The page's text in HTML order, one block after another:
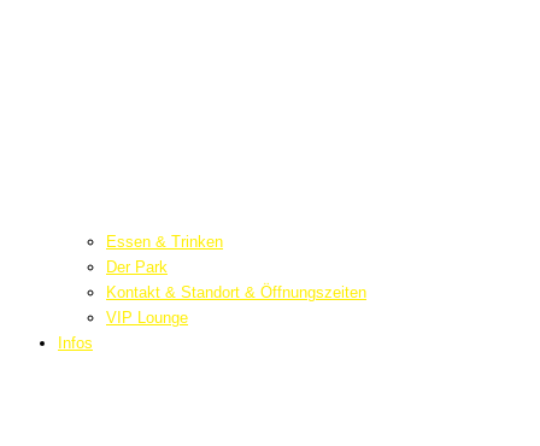
Essen & Trinken
Der Park
Kontakt & Standort & Öffnungszeiten
VIP Lounge
Infos